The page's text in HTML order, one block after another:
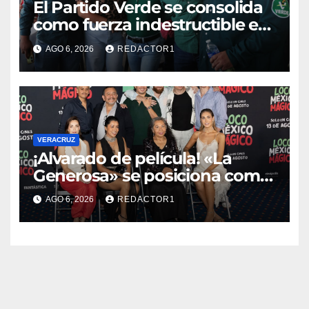
​El Partido Verde se consolida
como fuerza indestructible en
la zona norte de Veracruz
AGO 6, 2026 REDACTOR1
VERACRUZ
¡Alvarado de película! «La
Generosa» se posiciona como
escenario ideal para
producciones de cine y
televisión
AGO 6, 2026 REDACTOR1